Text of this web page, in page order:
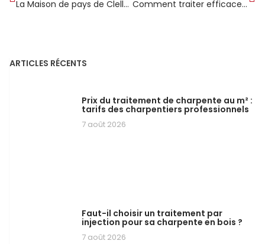
La Maison de pays de Clelles en Trièves prend forme avec son élégante ossature en bois Comment traiter efficacement votre charpente contre les xylophages ?
ARTICLES RÉCENTS
Prix du traitement de charpente au m² :
tarifs des charpentiers professionnels
7 août 2026
Faut-il choisir un traitement par
injection pour sa charpente en bois ?
7 août 2026